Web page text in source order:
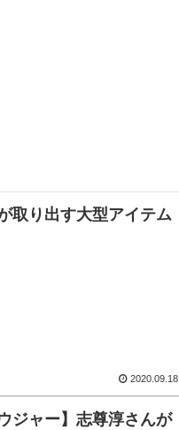
取り出す大型アイテム
2020.09.18
ジャー】志尊淳さんが